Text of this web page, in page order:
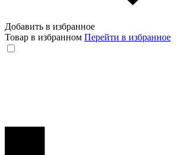
Добавить в избранное
Товар в избранном Перейти в избранное